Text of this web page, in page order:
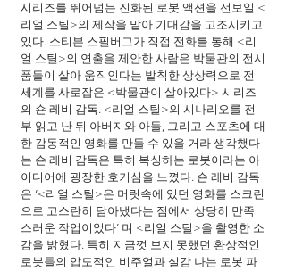
시리즈를 뛰어넘는 진화된 로봇 액션을 선보일 <
리얼 스틸>의 제작을 맡아 기대감을 고조시키고
있다. 스티븐 스필버그가 직접 전화를 통해 <리
얼 스틸>의 연출을 제안한 사람은 박물관의 전시
품들이 살아 움직인다는 발칙한 상상력으로 전
세계를 사로잡은 <박물관이 살아있다> 시리즈
의 숀 레비 감독. <리얼 스틸>의 시나리오를 전
부 읽고 난 뒤 아버지와 아들, 그리고 스포츠에 대
한 감동적인 영화를 만들 수 있을 거라 생각했다
는 숀 레비 감독은 특히 복싱하는 로봇이라는 아
이디어에 굉장한 호기심을 느꼈다. 숀 레비 감독
은 ‘<리얼 스틸>은 머릿속에 있던 영화를 스크린
으로 고스란히 담아냈다는 점에서 상당히 만족
스러운 작업이었다’ 며 <리얼 스틸>을 촬영한 소
감을 밝혔다. 특히 지금껏 보지 못했던 환상적인
로봇들의 압도적인 비주얼과 실감 나는 로봇 파